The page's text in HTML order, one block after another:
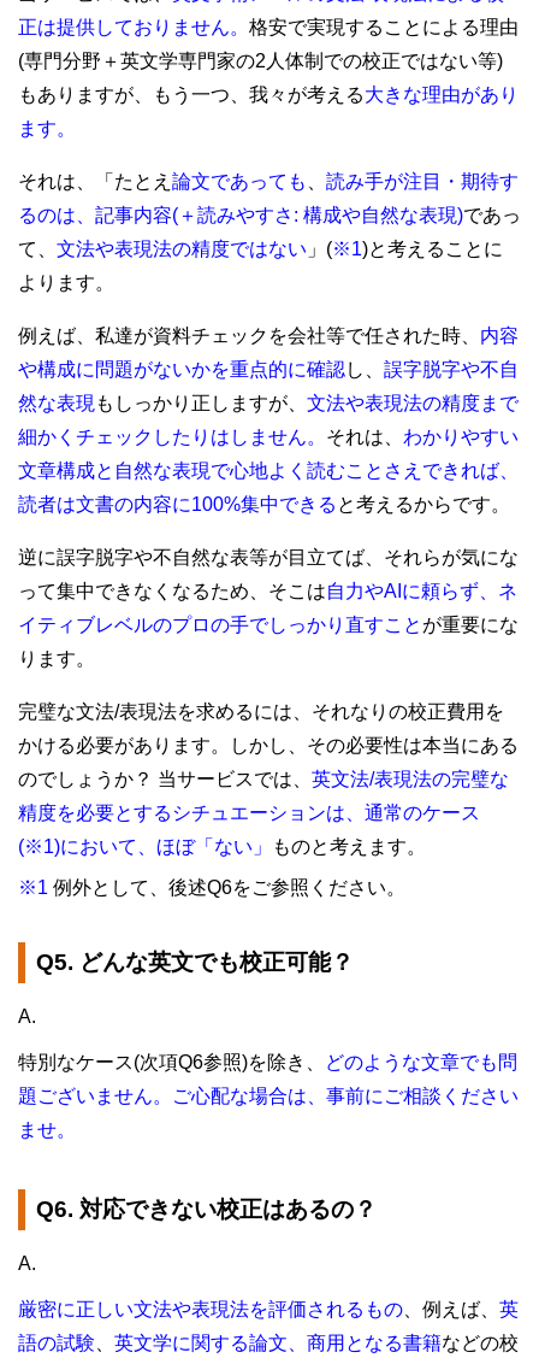
正は提供しておりません。 格安で実現することによる理由
(専門分野＋英文学専門家の2人体制での校正ではない等)
もありますが、もう一つ、我々が考える大きな理由があり
ます。
それは、「たとえ 論文であっても
読み手が注目・期待す
るのは、記事内容(＋読みやすさ: 構成や自然な表現)であっ
て、 文法や表現法の精度ではない 」(※1)と考えることに
よります。
例えば、私達が資料チェックを会社等で任された時、 内容
や構成に問題がないかを重点的に確認し、 誤字脱字や不自
然な表現 もしっかり正しますが、 文法や表現法の精度まで
細かくチェックしたりはしません。 それは、 わかりやすい
文章構成と自然な表現で心地よく読むことさえできれば、
読者は文書の内容に100%集中できる と考えるからです。
逆に誤字脱字や不自然な表等が目立てば、それらが気にな
って集中できなくなるため、そこは自力やAIに頼らず、ネ
イティブレベルのプロの手でしっかり直すこと が重要にな
ります。
完璧な文法/表現法を求めるには、それなりの校正費用を
かける必要があります。しかし、その必要性は本当にある
のでしょうか？ 当サービスでは、 英文法/表現法の完璧な
精度を必要とするシチュエーションは、通常のケース
(※1)において、ほぼ「ない」
ものと考えます。
※1 例外として、後述Q6をご参照ください。
Q5. どんな英文でも校正可能？
A.
特別なケース(次項Q6参照)を除き、
どのような文章でも問
題ございません。ご心配な場合は、事前にご相談ください
ませ。
Q6. 対応できない校正はあるの？
A.
厳密に正しい文法や表現法を評価されるもの 、例えば、 英
語の試験
英文学に関する論文、商用となる書籍などの校